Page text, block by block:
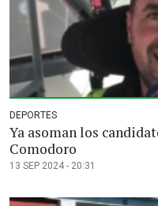
DEPORTES
Ya asoman los
Comodoro
13 SEP 2024 - 20:31